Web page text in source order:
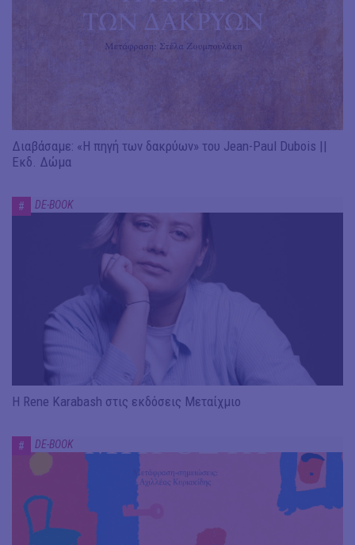
Διαβάσαμε: «Η πηγή των δακρύων» του Jean-Paul Dubois ||
Εκδ. Δώμα
# DE-BOOK
Η Rene Karabash στις εκδόσεις Μεταίχμιο
# DE-BOOK